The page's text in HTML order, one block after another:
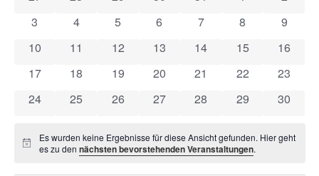
UND
VON
VERANSTALTUNGEN
0 Veranstaltungen
3 0 Veranstaltungen
4 0 Veranstaltungen
5 0 Veranstaltungen
6 0 Veranstaltungen
7 0
8 0
9
0 Veranstaltungen
10 0 Veranstaltungen
11 0 Veranstaltungen
12 0 Veranstaltungen
13 0 Veranstaltungen
14 0
15 0
16
0 Veranstaltungen
17 0 Veranstaltungen
18 0 Veranstaltungen
19 0 Veranstaltungen
20 0 Veranstaltungen
21 0
22 0
23
0 Veranstaltungen
24 0 Veranstaltungen
25 0 Veranstaltungen
26 0 Veranstaltungen
27 0 Veranstaltungen
28 0
29 0
30
Hinweis
Es wurden keine Ergebnisse für diese Ansicht gefunden. Hier geht
es zu dennächsten bevorstehenden Veranstaltungen.